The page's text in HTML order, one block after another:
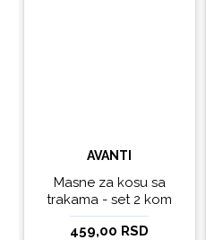
AVANTI
Masne za kosu sa
trakama - set 2 kom
459,00 RSD